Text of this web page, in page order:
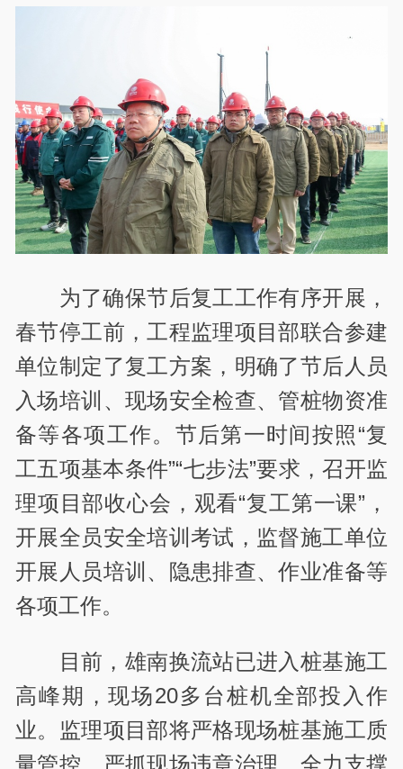
为了确保节后复工工作有序开展，
春节停工前，工程监理项目部联合参建
单位制定了复工方案，明确了节后人员
入场培训、现场安全检查、管桩物资准
备等各项工作。节后第一时间按照“复
工五项基本条件”“七步法”要求，召开监
理项目部收心会，观看“复工第一课”，
开展全员安全培训考试，监督施工单位
开展人员培训、隐患排查、作业准备等
各项工作。
目前，雄南换流站已进入桩基施工
高峰期，现场20多台桩机全部投入作
业。监理项目部将严格现场桩基施工质
量管控，严抓现场违章治理，全力支撑